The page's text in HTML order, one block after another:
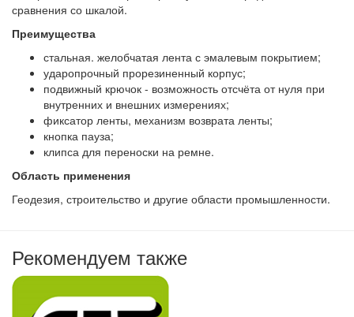
сравнения со шкалой.
Преимущества
стальная. желобчатая лента с эмалевым покрытием;
ударопрочный прорезиненный корпус;
подвижный крючок - возможность отсчёта от нуля при
внутренних и внешних измерениях;
фиксатор ленты, механизм возврата ленты;
кнопка пауза;
клипса для переноски на ремне.
Область применения
Геодезия, строительство и другие области промышленности.
Рекомендуем также